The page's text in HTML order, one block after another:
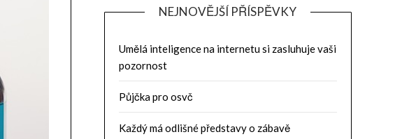
NEJNOVĚJŠÍ PŘÍSPĚVKY
Umělá inteligence na internetu si zasluhuje vaši
pozornost
Půjčka pro osvč
Každý má odlišné představy o zábavě